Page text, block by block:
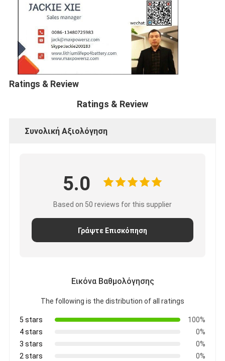
Ratings & Review
Ratings & Review
Συνολική Αξιολόγηση
5.0
Based on 50 reviews for this supplier
Γράψτε Επισκόπηση
Εικόνα Βαθμολόγησης
The following is the distribution of all ratings
5 stars
100%
4 stars
0%
3 stars
0%
2 stars
0%